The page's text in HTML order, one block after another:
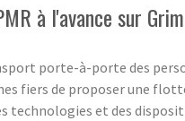
à l'avance sur
porte-à-porte des
fiers de proposer une
technologies et des